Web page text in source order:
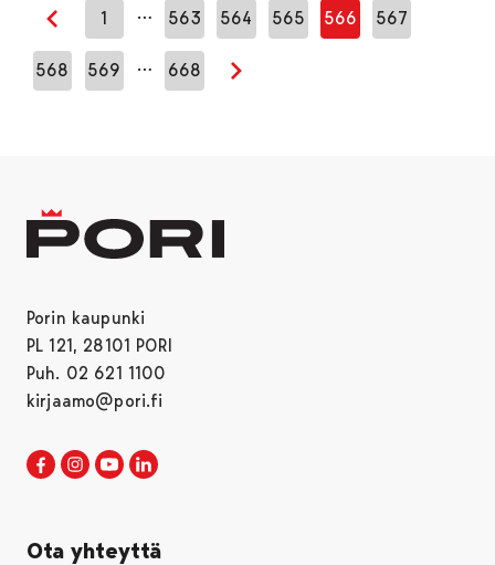
Edellinen sivu
1 … 563 564 565 566 567
568 569 … 668
Seuraava sivu
Porin kaupunki
PL 121, 28101 PORI
Puh. 02 621 1100
kirjaamo@pori.fi
Porin kaupunki Facebookissa
Avautuu uudessa välilehdessä
Porin kaupunki Instagramissa
Avautuu uudessa välilehdessä
Porin kaupunki Youtubessa
Avautuu uudessa välilehdessä
Ota yhteyttä